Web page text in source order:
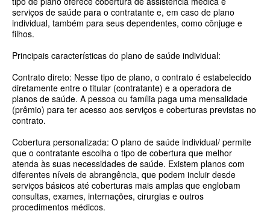
SULAMERICA PLANO DE SAÚDE EMPRESARIAL
TOTAL MEDCARE PLANO DE SAÚDE EMPRESARIAL
TRASMONTANO PLANO DE SAÚDE EMPRESARIAL
UNIHOSP PLANO DE SAÚDE EMPRESARIAL
UNIMED CENTRAL PLANO DE SAÚDE EMPRESARIAL
UNIMED GUARULHOS PLANO DE SAÚDE EMPRESARIAL
ÚNICA PLANO DE SAÚDE EMPRESARIAL
CRUZ AZUL PLANO DE SAÚDE INDIVIDUAL
GARANTIA GS PLANO INDIVIDUAL
GNDI PLANO DE SAÚDE INDIVIDUAL
INTERCLINICAS PLANO DE SAÚDE INDIVIDUAL
KIPP PLANO DE SAÚDE INDIVIDUAL
MEDICAL HEALTH PLANO DE SAÚDE INDIVIDUAL
MED TOUR PLANO DE SAÚDE INDIVIDUAL
PLENA PLANO DE SAÚDE INDIVIDUAL
QSAUDE PLANO DE SAÚDE INDIVIDUAL
serviços de saúde para o contratante e, em caso de plano
individual, também para seus dependentes, como cônjuge e
filhos.
Principais características do plano de saúde individual:
Contrato direto: Nesse tipo de plano, o contrato é estabelecido
diretamente entre o titular (contratante) e a operadora de
planos de saúde. A pessoa ou família paga uma mensalidade
(prêmio) para ter acesso aos serviços e coberturas previstas no
contrato.
Cobertura personalizada: O plano de saúde individual/ permite
que o contratante escolha o tipo de cobertura que melhor
atenda às suas necessidades de saúde. Existem planos com
diferentes níveis de abrangência, que podem incluir desde
serviços básicos até coberturas mais amplas que englobam
consultas, exames, internações, cirurgias e outros
procedimentos médicos.